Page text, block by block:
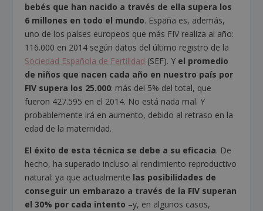
bebés que han nacido a través de ella supera los
6 millones en todo el mundo. España es, además,
uno de los países europeos que más FIV realiza al año:
116.000 en 2014 según datos del último registro de la
Sociedad Española de Fertilidad (SEF). Y el promedio
de niños que nacen cada año en nuestro país por
FIV supera los 25.000: más del 5% del total, que
fueron 427.595 en el 2014. No está nada mal. Y
probablemente irá en aumento, debido al retraso en la
edad de la maternidad.
El éxito de esta técnica se debe a su eficacia. De
hecho, ha superado incluso al rendimiento reproductivo
natural: ya que actualmente las posibilidades de
conseguir un embarazo a través de la FIV superan
el 30% por cada intento –y, en algunos casos,